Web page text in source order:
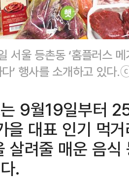
서울 등촌동 ‘홈플러스
’ 행사를 소개하고 있다
9월19일부터
을 대표 인기 먹
살려줄 매운 음
.